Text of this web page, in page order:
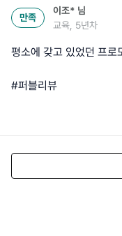
만족
이조* 님
교육, 5년차
평소에 갖고 있었던 프로
#퍼블리뷰